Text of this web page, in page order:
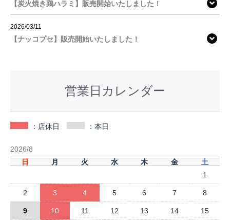
【炭火焼き鶏ハラミ】販売開始いたしました！
2026/03/11
【ナッコプセ】販売開始いたしました！
営業日カレンダー
：店休日 ：本日
2026/8
日
月 火 水 木 金
土
1
2 3 4 5 6 7 8
9 10 11 12 13 14 15